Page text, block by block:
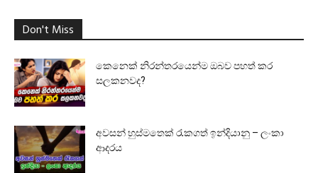
Don't Miss
කෙනෙක් නිරන්තරයෙන්ම ඔබව පහත් කර
සලකනවද?
අවසන් හුස්මතෙක් රැකගත් ඉන්දියානු – ලංකා
ආදරය